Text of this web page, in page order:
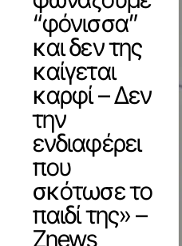
“φόνισσα”
και δεν της
καίγεται
καρφί – Δεν
την
ενδιαφέρει
που
σκότωσε το
παιδί της» –
Znews